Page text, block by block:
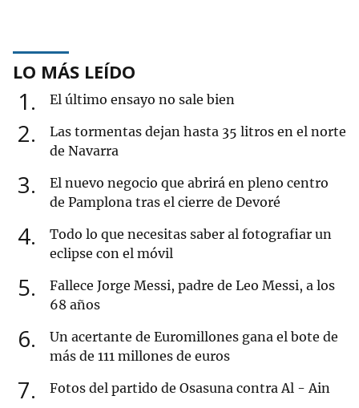
LO MÁS LEÍDO
1 El último ensayo no sale bien
2
Las tormentas dejan hasta 35 litros en el norte
de Navarra
3
El nuevo negocio que abrirá en pleno centro
de Pamplona tras el cierre de Devoré
4
Todo lo que necesitas saber al fotografiar un
eclipse con el móvil
5
Fallece Jorge Messi, padre de Leo Messi, a los
68 años
6
Un acertante de Euromillones gana el bote de
más de 111 millones de euros
7 Fotos del partido de Osasuna contra Al - Ain